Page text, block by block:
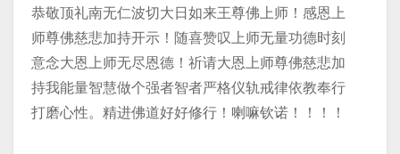
恭敬顶礼南无仁波切大日如来王尊佛上师！感恩上
师尊佛慈悲加持开示！随喜赞叹上师无量功德时刻
意念大恩上师无尽恩德！祈请大恩上师尊佛慈悲加
持我能量智慧做个强者智者严格仪轨戒律依教奉行
打磨心性。精进佛道好好修行！喇嘛钦诺！！！！